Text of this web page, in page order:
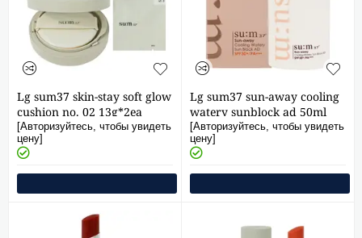
Lg sum37 skin-stay soft glow
cushion no. 02 13g*2ea
(main product + refill)
[Авторизуйтесь, чтобы увидеть
цену]
Lg sum37 sun-away cooling
watery sunblock ad 50ml
[Авторизуйтесь, чтобы увидеть
цену]